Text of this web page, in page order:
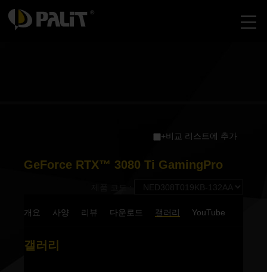
+비교 리스트에 추가
GeForce RTX™ 3080 Ti GamingPro
개요 사양 리뷰 다운로드 갤러리 YouTube
갤러리